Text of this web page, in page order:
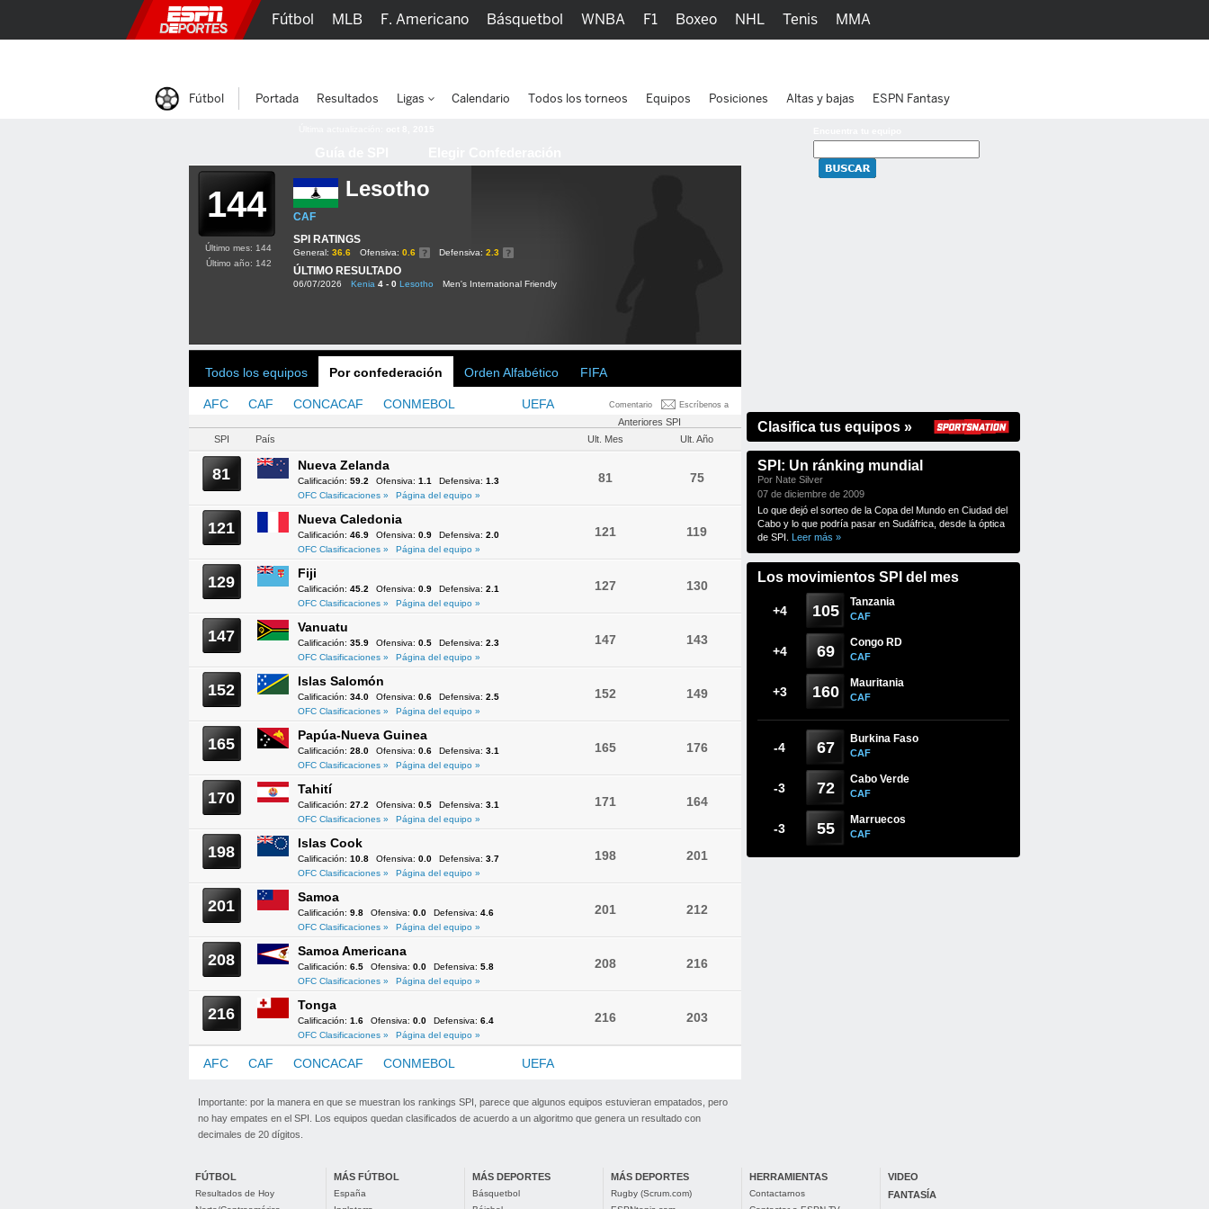
144 Lesotho
CAF
SPI RATINGS
General: 36.6 Ofensiva: 0.6 Defensiva: 2.3
ÚLTIMO RESULTADO
06/07/2026 Kenia 4 - 0 Lesotho Men's International Friendly
Último mes: 144
Último año: 142
Todos los equipos Por confederación Orden Alfabético FIFA
Comentario Escríbenos a
AFC CAF CONCACAF CONMEBOL UEFA
Anteriores SPI
SPI
País Ult. Mes Ult. Año
81 Nueva Zelanda
Calificación: 59.2 Ofensiva: 1.1 Defensiva: 1.3
OFC Clasificaciones »
Página del equipo »
81 75
121 Nueva Caledonia
Calificación: 46.9 Ofensiva: 0.9 Defensiva: 2.0
OFC Clasificaciones »
Página del equipo »
121 119
129 Fiji
Calificación: 45.2 Ofensiva: 0.9 Defensiva: 2.1
OFC Clasificaciones »
Página del equipo »
127 130
147 Vanuatu
Calificación: 35.9 Ofensiva: 0.5 Defensiva: 2.3
OFC Clasificaciones »
Página del equipo »
147 143
152 Islas Salomón
Calificación: 34.0 Ofensiva: 0.6 Defensiva: 2.5
OFC Clasificaciones »
Página del equipo »
152 149
165 Papúa-Nueva Guinea
Calificación: 28.0 Ofensiva: 0.6 Defensiva: 3.1
OFC Clasificaciones »
Página del equipo »
165 176
170 Tahití
Calificación: 27.2 Ofensiva: 0.5 Defensiva: 3.1
OFC Clasificaciones »
Página del equipo »
171 164
198 Islas Cook
Calificación: 10.8 Ofensiva: 0.0 Defensiva: 3.7
OFC Clasificaciones »
Página del equipo »
198 201
201 Samoa
Calificación: 9.8 Ofensiva: 0.0 Defensiva: 4.6
OFC Clasificaciones »
Página del equipo »
201 212
208 Samoa Americana
Calificación: 6.5 Ofensiva: 0.0 Defensiva: 5.8
OFC Clasificaciones »
Página del equipo »
208 216
216 Tonga
Calificación: 1.6 Ofensiva: 0.0 Defensiva: 6.4
OFC Clasificaciones »
Página del equipo »
216 203
AFC CAF CONCACAF CONMEBOL UEFA
Importante: por la manera en que se muestran los rankings SPI, parece que algunos equipos estuvieran empatados, pero
no hay empates en el SPI. Los equipos quedan clasificados de acuerdo a un algoritmo que genera un resultado con
decimales de 20 dígitos.
Clasifica tus equipos »
SPI: Un ránking mundial
Por Nate Silver
07 de diciembre de 2009
Lo que dejó el sorteo de la Copa del Mundo en Ciudad del
Cabo y lo que podría pasar en Sudáfrica, desde la óptica
de SPI. Leer más »
Los movimientos SPI del mes
+4 105 Tanzania
CAF
+4 69 Congo RD
CAF
+3 160 Mauritania
CAF
-4 67 Burkina Faso
CAF
-3 72 Cabo Verde
CAF
-3 55 Marruecos
CAF
FÚTBOL
Resultados de Hoy
MÁS FÚTBOL
España
MÁS DEPORTES
Básquetbol
MÁS DEPORTES
Rugby (Scrum.com)
HERRAMIENTAS
Contactarnos
VIDEO
FANTASÍA
Fútbol MLB F. Americano Básquetbol WNBA F1 Boxeo NHL Tenis MMA
Fútbol Portada Resultados Ligas Calendario Todos los torneos Equipos Posiciones Altas y bajas ESPN Fantasy